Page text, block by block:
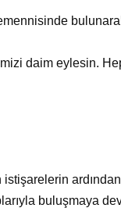
daim eylesin.
buluşmaya